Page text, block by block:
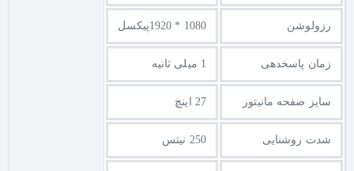
رزولوشن 1080 * 1920پیکسل
زمان پاسخدهی 1 میلی ثانیه
سایز صفحه مانیتور 27 اینچ
شدت روشنایی 250 نیتس